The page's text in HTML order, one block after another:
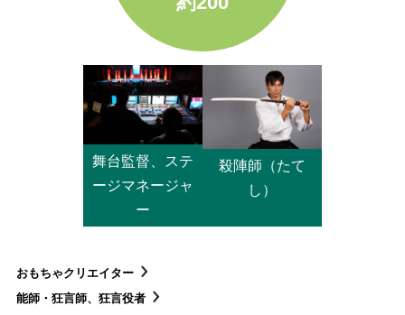
舞台監督、ステ
ージマネージャ
ー
殺陣師（たて
し）
おもちゃクリエイター
能師・狂言師、狂言役者